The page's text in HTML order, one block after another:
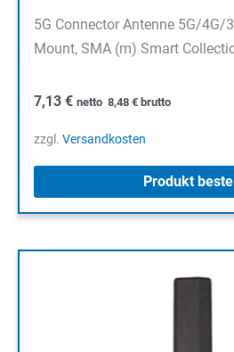
5G Connector Antenne 5G/4G/
Mount, SMA (m) Smart
7,13 € netto 8,48 € brutto
zzgl. Versandkosten
Produkt